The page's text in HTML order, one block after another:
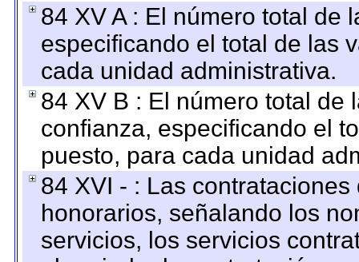
84 XV A : El número total de
especificando el total de las
cada unidad administrativa.
84 XV B : El número total de
confianza, especificando el
puesto, para cada unidad
84 XVI - : Las
honorarios, señalando los
servicios, los servicios